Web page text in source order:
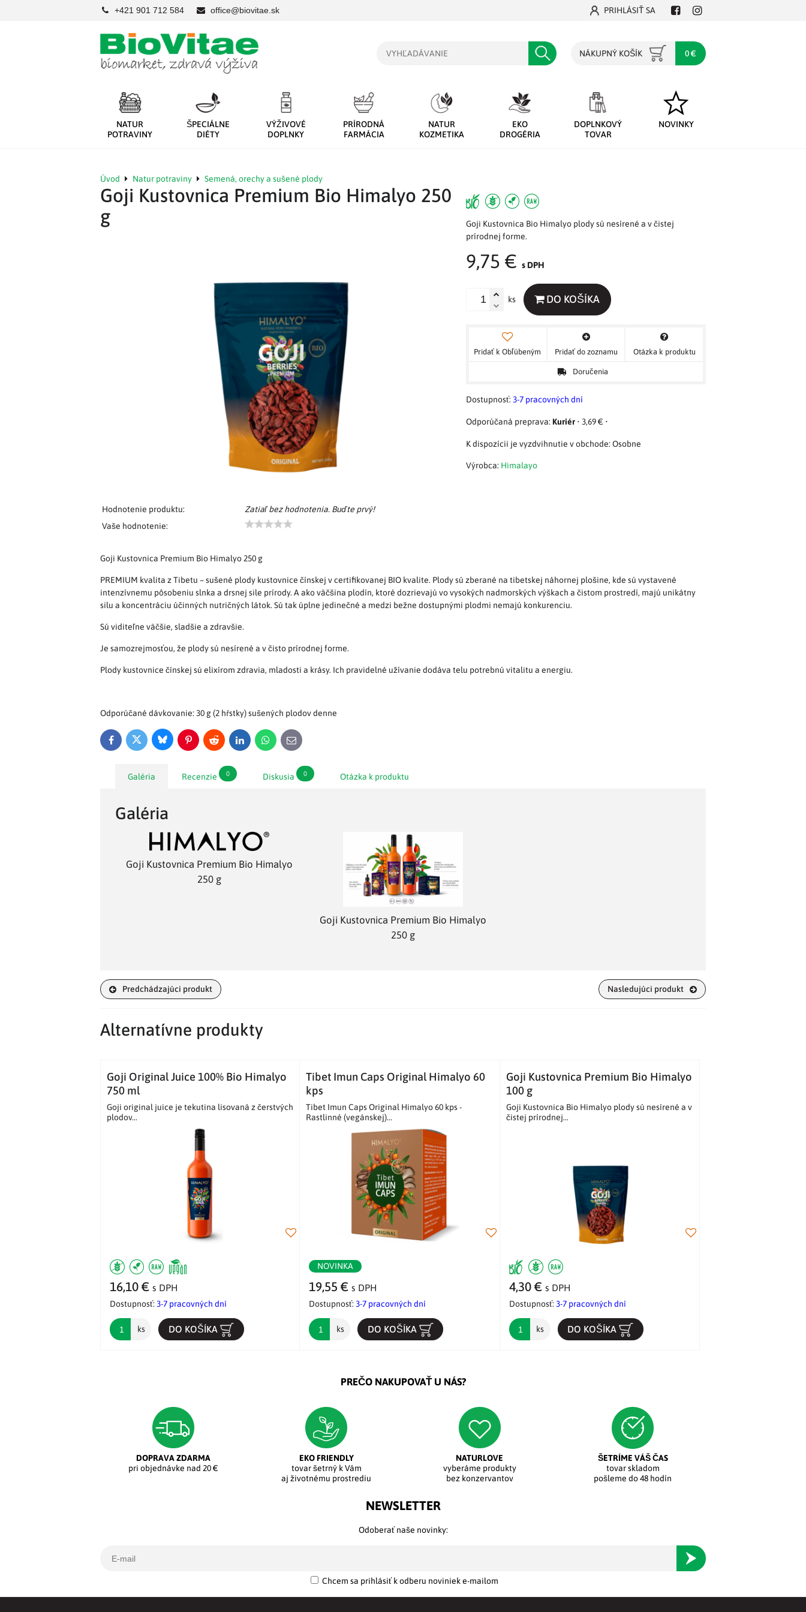
+421 901 712 584 office@biovitae.sk PRIHLÁSIŤ SA
FacebookInstagram
Hľadať NÁKUPNÝ KOŠÍK 0 €
NATUR
POTRAVINY
ŠPECIÁLNE
DIÉTY
VÝŽIVOVÉ
DOPLNKY
PRÍRODNÁ
FARMÁCIA
NATUR
KOZMETIKA
EKO
DROGÉRIA
DOPLNKOVÝ
TOVAR
NOVINKY
Úvod Natur potraviny Semená, orechy a sušené plody
Goji Kustovnica Premium Bio Himalyo 250
g
Hodnotenie produktu:
Zatiaľ bez hodnotenia. Buďte prvý!
Vaše hodnotenie:
Goji Kustovnica Bio Himalyo plody sú nesírené a v čistej
prírodnej forme.
9,75 € s DPH
ks DO KOŠÍKA
Pridať k Obľúbeným Pridať do zoznamu Otázka k produktu
Doručenia
Dostupnosť: 3-7 pracovných dní
Kuriér • 3,69 € •
Osobne
Výrobca: Himalayo
Goji Kustovnica Premium Bio Himalyo 250 g
PREMIUM kvalita z Tibetu – sušené plody kustovnice čínskej v certifikovanej BIO kvalite. Plody sú zberané na tibetskej náhornej plošine, kde sú vystavené
intenzívnemu pôsobeniu slnka a drsnej sile prírody. A ako väčšina plodín, ktoré dozrievajú vo vysokých nadmorských výškach a čistom prostredí, majú unikátny
silu a koncentráciu účinných nutričných látok. Sú tak úplne jedinečné a medzi bežne dostupnými plodmi nemajú konkurenciu.
Sú viditeľne väčšie, sladšie a zdravšie.
Je samozrejmosťou, že plody sú nesírené a v čisto prírodnej forme.
Plody kustovnice čínskej sú elixírom zdravia, mladosti a krásy. Ich pravidelné užívanie dodáva telu potrebnú vitalitu a energiu.
Odporúčané dávkovanie: 30 g (2 hŕstky) sušených plodov denne
FacebookTwitterBlueskyPinterestRedditLinkedInWhatsApp
E-
mail
Galéria Recenzie 0 Diskusia 0 Otázka k produktu
Galéria
Goji Kustovnica Premium Bio Himalyo
250 g
Goji Kustovnica Premium Bio Himalyo
250 g
Predchádzajúci produkt Nasledujúci produkt
Alternatívne produkty
Goji Original Juice 100% Bio Himalyo
750 ml
Goji original juice je tekutina lisovaná z čerstvých
plodov...
16,10 € s DPH
Dostupnosť: 3-7 pracovných dní
ks DO KOŠÍKA
Tibet Imun Caps Original Himalyo 60
kps
Tibet Imun Caps Original Himalyo 60 kps -
Rastlinné (vegánskej)...
NOVINKA
19,55 €s DPH
Dostupnosť:3-7 pracovných dní
ks DO KOŠÍKA
Goji Kustovnica Premium Bio Himalyo
100 g
Goji Kustovnica Bio Himalyo plody sú nesírené a v
čistej prírodnej...
4,30 € s DPH
Dostupnosť: 3-7 pracovných dní
ks DO KOŠÍKA
PREČO NAKUPOVAŤ U NÁS?
DOPRAVA ZDARMA
pri objednávke nad 20 €
EKO FRIENDLY
tovar šetrný k Vám
aj životnému prostrediu
NATURLOVE
vyberáme produkty
bez konzervantov
ŠETRÍME VÁŠ ČAS
tovar skladom
pošleme do 48 hodín
NEWSLETTER
Odoberať naše novinky:
Odoberať
Chcem sa prihlásiť k odberu noviniek e-mailom